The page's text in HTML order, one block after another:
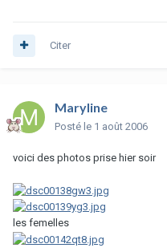
Citer
Maryline
Posté le 1 août 2006
voici des photos prise hier soir
les femelles